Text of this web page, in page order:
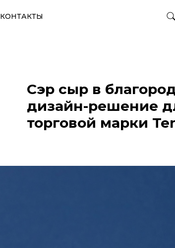
КОНТАКТЫ
Сэр сыр в
дизайн-решение
торговой марки